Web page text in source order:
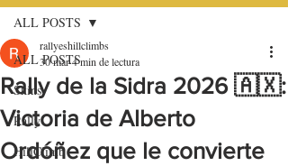
ALL POSTS
Skins
Rally
HillClimb
ALL POSTS
Rally de la Sidra 2026 🇦🇽:
Victoria de Alberto
Ordóñez que le convierte
rallyeshillclimbs
30 mar4 min de lectura